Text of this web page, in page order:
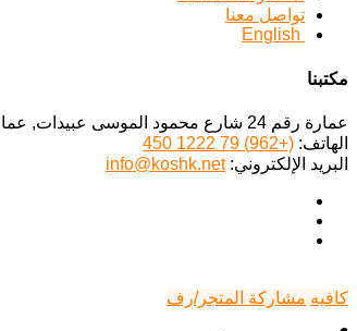
تواصل معنا
English
مكتبنا
عمارة رقم 24 شارع محمود الموسى عبيدات, عمان, الأردن
الهاتف: (+962) 79 1222 450
البريد الإلكتروني:info@koshk.net
كافيه مشاركة المتجر/رف